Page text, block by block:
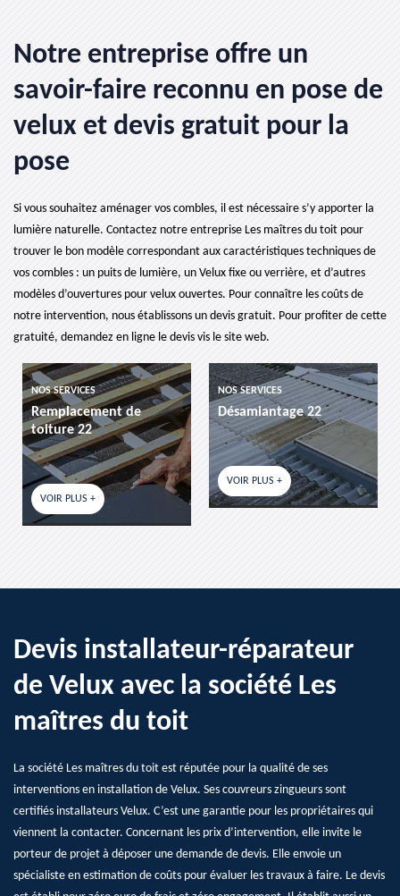
Notre entreprise offre un
savoir-faire reconnu en pose de
velux et devis gratuit pour la
pose
Si vous souhaitez aménager vos combles, il est nécessaire s’y apporter la
lumière naturelle. Contactez notre entreprise Les maîtres du toit pour
trouver le bon modèle correspondant aux caractéristiques techniques de
vos combles : un puits de lumière, un Velux fixe ou verrière, et d’autres
modèles d’ouvertures pour velux ouvertes. Pour connaître les coûts de
notre intervention, nous établissons un devis gratuit. Pour profiter de cette
gratuité, demandez en ligne le devis vis le site web.
NOS SERVICES
Remplacement de
toiture 22
VOIR PLUS +
NOS SERVICES
Désamiantage 22
VOIR PLUS +
Devis installateur-réparateur
de Velux avec la société Les
maîtres du toit
La société Les maîtres du toit est réputée pour la qualité de ses
interventions en installation de Velux. Ses couvreurs zingueurs sont
certifiés installateurs Velux. C’est une garantie pour les propriétaires qui
viennent la contacter. Concernant les prix d’intervention, elle invite le
porteur de projet à déposer une demande de devis. Elle envoie un
spécialiste en estimation de coûts pour évaluer les travaux à faire. Le devis